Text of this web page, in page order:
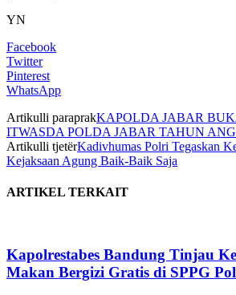
YN
Facebook
Twitter
Pinterest
WhatsApp
Artikulli paraprakKAPOLDA JABAR
ITWASDA POLDA JABAR TAHUN
Artikulli tjetërKadivhumas Polri Tegaskan
Kejaksaan Agung Baik-Baik Saja
ARTIKEL TERKAIT
Kapolrestabes Bandung Tinjau
Makan Bergizi Gratis di SPPG